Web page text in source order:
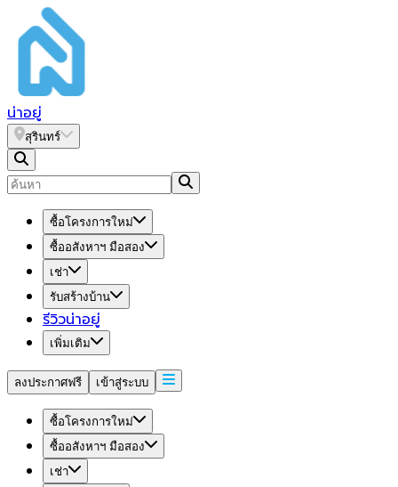
น่าอยู่
สุรินทร์
ซื้อโครงการใหม่
ซื้ออสังหาฯ มือสอง
เช่า
รับสร้างบ้าน
รีวิวน่าอยู่
เพิ่มเติม
ลงประกาศฟรี เข้าสู่ระบบ
ซื้อโครงการใหม่
ซื้ออสังหาฯ มือสอง
เช่า